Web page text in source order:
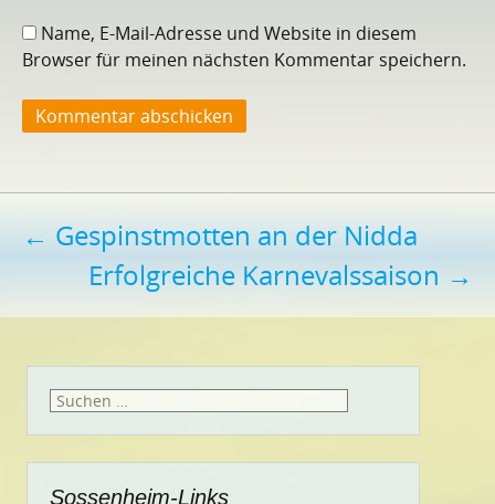
Name, E-Mail-Adresse und Website in diesem
Browser für meinen nächsten Kommentar speichern.
Beitragsnavigation
← Gespinstmotten an der Nidda
Erfolgreiche Karnevalssaison →
Suchen
Sossenheim-Links